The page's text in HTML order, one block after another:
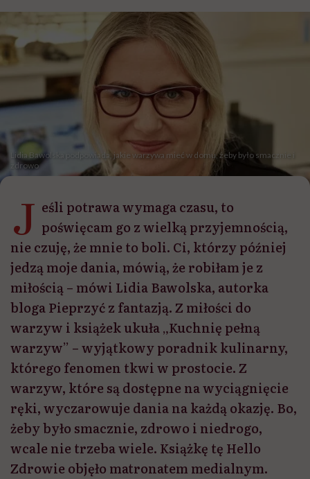
Lidia Bawolska podpowiada, jakie warzywa mieć w domu, żeby było smacznie i
zdrowo
J eśli potrawa wymaga czasu, to
poświęcam go z wielką przyjemnością,
nie czuję, że mnie to boli. Ci, którzy później
jedzą moje dania, mówią, że robiłam je z
miłością – mówi Lidia Bawolska, autorka
bloga Pieprzyć z fantazją. Z miłości do
warzyw i książek ukuła „Kuchnię pełną
warzyw” – wyjątkowy poradnik kulinarny,
którego fenomen tkwi w prostocie. Z
warzyw, które są dostępne na wyciągnięcie
ręki, wyczarowuje dania na każdą okazję. Bo,
żeby było smacznie, zdrowo i niedrogo,
wcale nie trzeba wiele. Książkę tę Hello
Zdrowie objęło matronatem medialnym.